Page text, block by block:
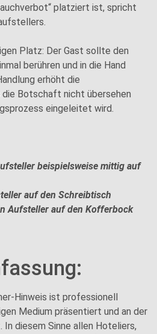
platziert ist, spricht
Platz: Der Gast sollte den
berühren und in die Hand
erhöht die
die Botschaft nicht übersehen
eingeleitet wird.
beispielsweise mittig auf
auf den Schreibtisch
Aufsteller auf den Kofferbock
Hinweis ist professionell
Medium präsentiert und an der
diesem Sinne allen Hoteliers,